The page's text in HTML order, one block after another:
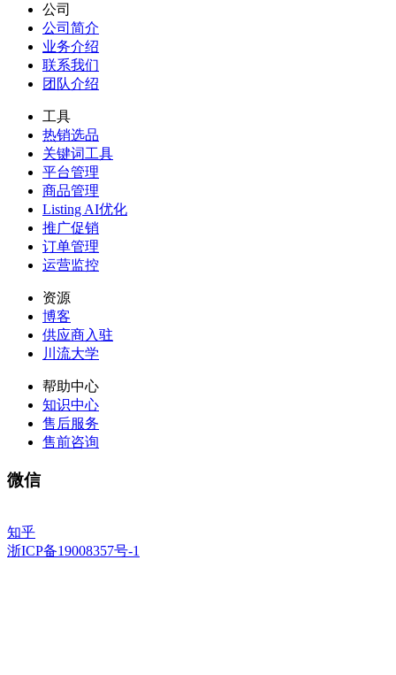
公司
公司简介
业务介绍
联系我们
团队介绍
工具
热销选品
关键词工具
平台管理
商品管理
Listing AI优化
推广促销
订单管理
运营监控
资源
博客
供应商入驻
川流大学
帮助中心
知识中心
售后服务
售前咨询
微信
知乎
浙ICP备19008357号-1